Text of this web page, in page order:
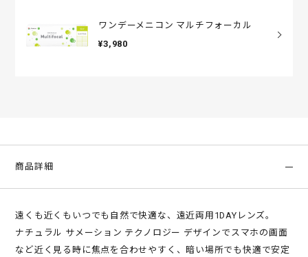
ワンデーメニコン マルチフォーカル
¥3,980
商品詳細
遠くも近くもいつでも自然で快適な、遠近両用1DAYレンズ。
ナチュラル サメーション テクノロジー デザインでスマホの画面
など近く見る時に焦点を合わせやすく、暗い場所でも快適で安定